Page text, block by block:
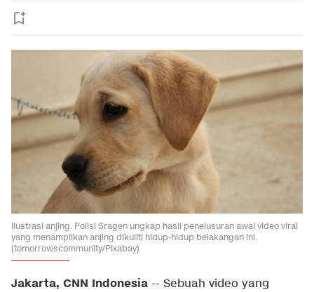
Ilustrasi anjing. Polisi Sragen ungkap hasil penelusuran awal video viral
yang menampilkan anjing dikuliti hidup-hidup belakangan ini.
(tomorrowscommunity/Pixabay)
Jakarta, CNN Indonesia -- Sebuah video yang